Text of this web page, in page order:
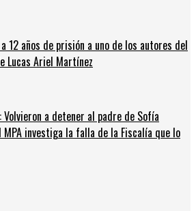
12 años de prisión a uno de los autores del
Lucas Ariel Martínez
Volvieron a detener al padre de Sofía
MPA investiga la falla de la Fiscalía que lo